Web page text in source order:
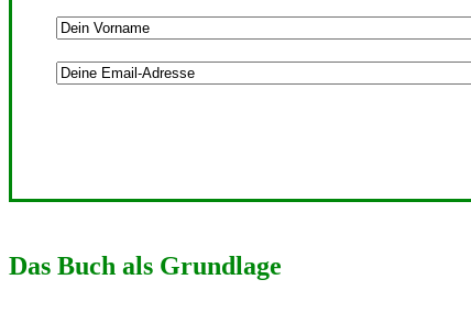
Das Buch als Grundlage